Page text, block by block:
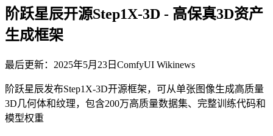
阶跃星辰开源Step1X-3D - 高保真3D资产
生成框架
最后更新：2025年5月23日 ComfyUI Wikinews
阶跃星辰发布Step1X-3D开源框架，可从单张图像生成高质量
3D几何体和纹理，包含200万高质量数据集、完整训练代码和
模型权重